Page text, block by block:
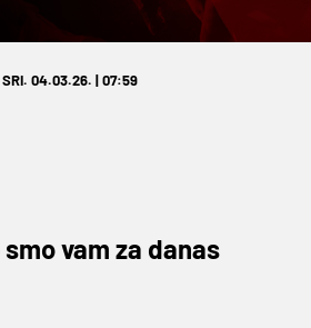
04.03.26. | 07:59
vam za danas